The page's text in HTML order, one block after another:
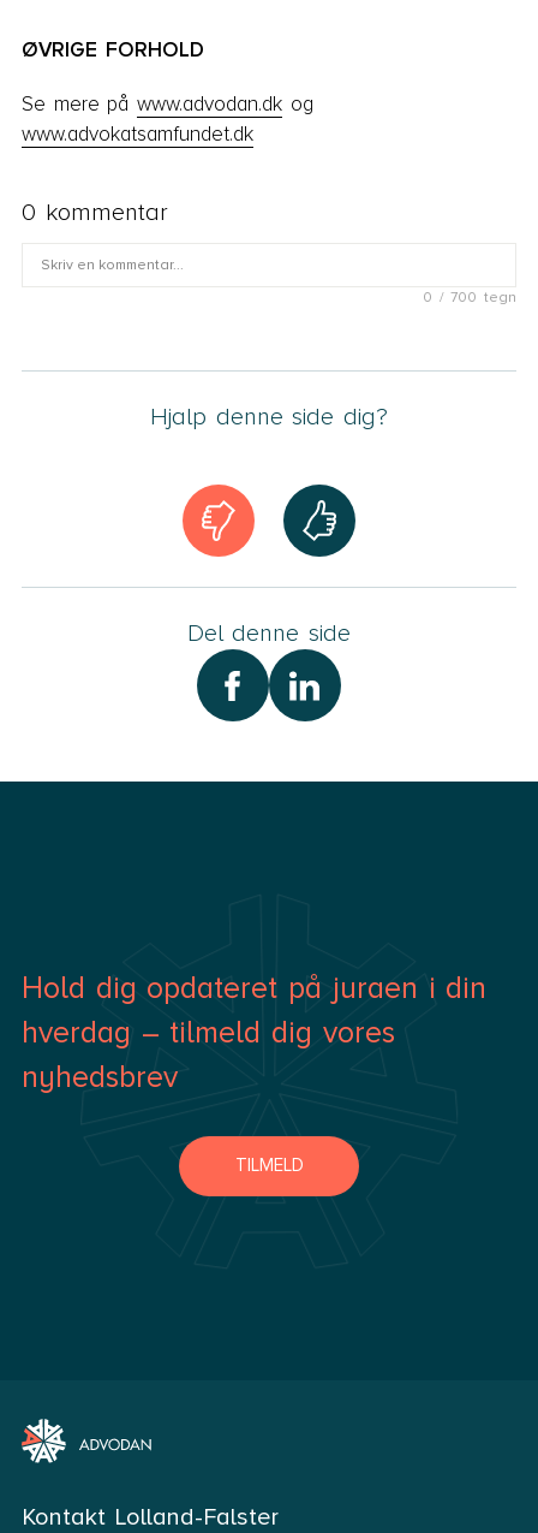
ØVRIGE FORHOLD
Se mere påwww.advodan.dk og
www.advokatsamfundet.dk
0 kommentar
0 / 700 tegn
Jeg accepterer, at mit spørgsmål og mit fornavn bliver
vist på siden. Læs mere om, hvordan vi behandler og
opbevarer dine data i AdvodansPersondatapolitik
Hjalp denne side dig?
Del denne side
Kontakt Lolland-Falster
Hold dig opdateret på juraen i din
hverdag – tilmeld dig vores
nyhedsbrev
TILMELD